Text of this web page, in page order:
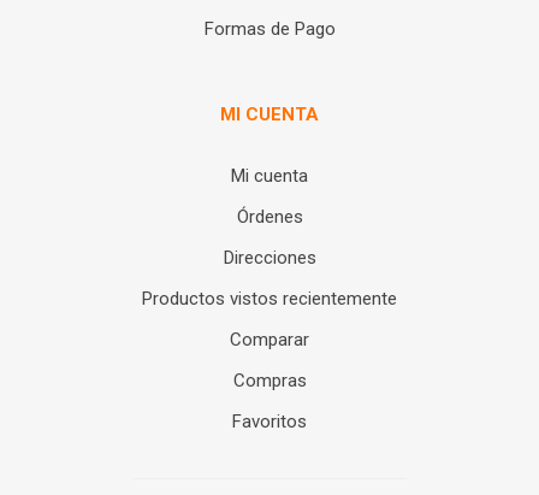
Formas de Pago
MI CUENTA
Mi cuenta
Órdenes
Direcciones
Productos vistos recientemente
Comparar
Compras
Favoritos